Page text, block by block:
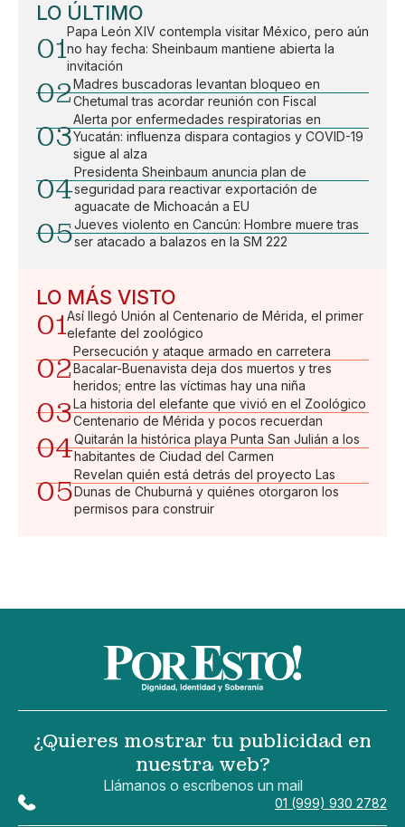
LO ÚLTIMO
01
Papa León XIV contempla visitar México, pero aún
no hay fecha: Sheinbaum mantiene abierta la
invitación
02Madres buscadoras levantan bloqueo en
Chetumal tras acordar reunión con Fiscal
03
Alerta por enfermedades respiratorias en
Yucatán: influenza dispara contagios y COVID-19
sigue al alza
04
Presidenta Sheinbaum anuncia plan de
seguridad para reactivar exportación de
aguacate de Michoacán a EU
05Jueves violento en Cancún: Hombre muere tras
ser atacado a balazos en la SM 222
LO MÁS VISTO
01Así llegó Unión al Centenario de Mérida, el primer
elefante del zoológico
02
Persecución y ataque armado en carretera
Bacalar-Buenavista deja dos muertos y tres
heridos; entre las víctimas hay una niña
03La historia del elefante que vivió en el Zoológico
Centenario de Mérida y pocos recuerdan
04Quitarán la histórica playa Punta San Julián a los
habitantes de Ciudad del Carmen
05
Revelan quién está detrás del proyecto Las
Dunas de Chuburná y quiénes otorgaron los
permisos para construir
¿Quieres mostrar tu publicidad en
nuestra web?
Llámanos o escríbenos un mail
01 (999) 930 2782